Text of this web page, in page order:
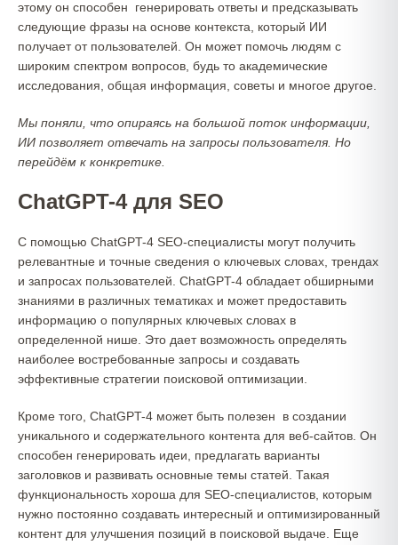
этому он способен генерировать ответы и предсказывать
следующие фразы на основе контекста, который ИИ
получает от пользователей. Он может помочь людям с
широким спектром вопросов, будь то академические
исследования, общая информация, советы и многое другое.
Мы поняли, что опираясь на большой поток информации,
ИИ позволяет отвечать на запросы пользователя. Но
перейдём к конкретике.
ChatGPT-4 для SEO
С помощью ChatGPT-4 SEO-специалисты могут получить
релевантные и точные сведения о ключевых словах, трендах
и запросах пользователей. ChatGPT-4 обладает обширными
знаниями в различных тематиках и может предоставить
информацию о популярных ключевых словах в
определенной нише. Это дает возможность определять
наиболее востребованные запросы и создавать
эффективные стратегии поисковой оптимизации.
Кроме того, ChatGPT-4 может быть полезен в создании
уникального и содержательного контента для веб-сайтов. Он
способен генерировать идеи, предлагать варианты
заголовков и развивать основные темы статей. Такая
функциональность хороша для SEO-специалистов, которым
нужно постоянно создавать интересный и оптимизированный
контент для улучшения позиций в поисковой выдаче. Еще